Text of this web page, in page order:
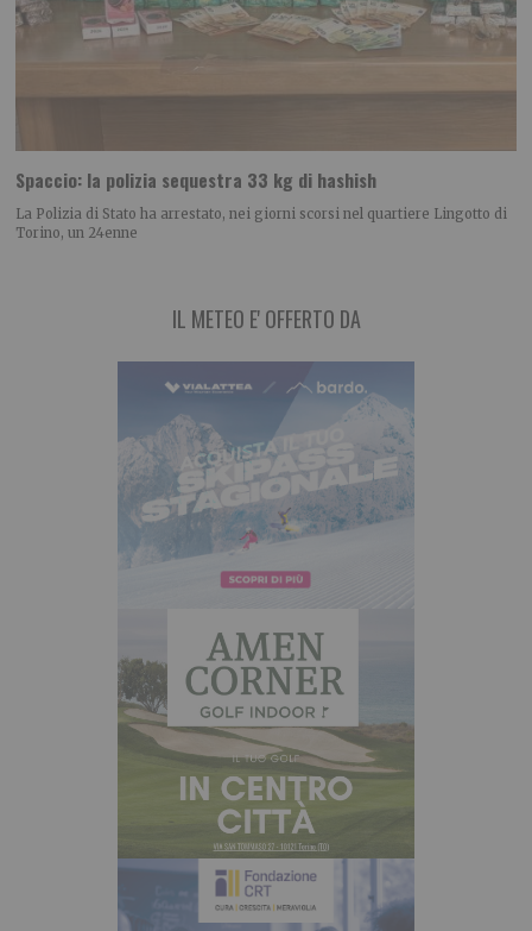
Spaccio: la polizia sequestra 33 kg di hashish
La Polizia di Stato ha arrestato, nei giorni scorsi nel quartiere Lingotto di
Torino, un 24enne
IL METEO E' OFFERTO DA